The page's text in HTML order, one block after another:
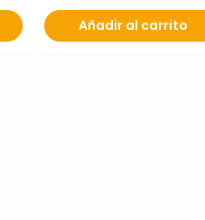
Añadir al carrito